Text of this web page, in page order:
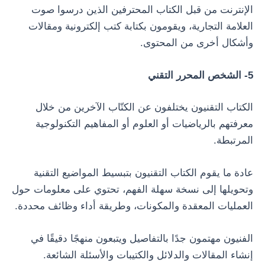
الإنترنت من قبل الكتاب المحترفين الذين درسوا صوت
العلامة التجارية، ويقومون بكتابة كتب إلكترونية ومقالات
وأشكال أخرى من المحتوى.
5- الشخص المحرر التقني
الكتاب التقنيون يختلفون عن الكتّاب الآخرين من خلال
معرفتهم بالرياضيات أو العلوم أو المفاهيم التكنولوجية
المرتبطة.
عادة ما يقوم الكتاب التقنيون بتبسيط المواضيع التقنية
وتحويلها إلى نسخة سهلة الفهم، تحتوي على معلومات حول
العمليات المعقدة والمكونات، وطريقة أداء وظائف محددة.
الفنيون مهتمون جدًا بالتفاصيل ويتبعون منهجًا دقيقًا في
إنشاء المقالات والدلائل والكتيبات والأسئلة الشائعة.